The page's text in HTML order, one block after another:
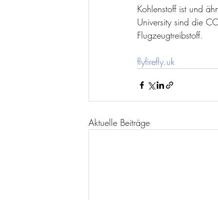
Kohlenstoff ist und
University sind die
Flugzeugtreibstoff.
flyfirefly.uk
Aktuelle Beiträge